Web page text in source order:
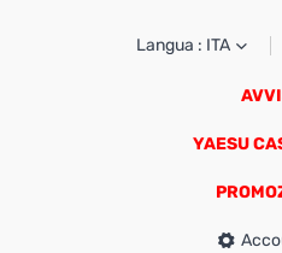
Langua : ITA
YAESU